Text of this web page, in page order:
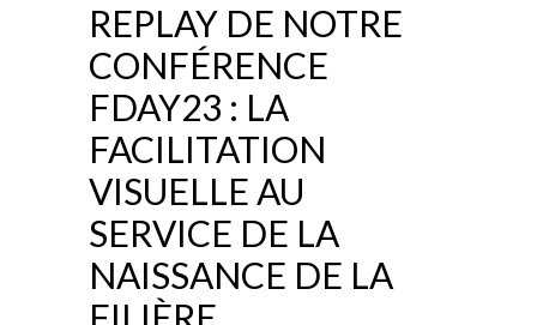
REPLAY DE NOTRE
CONFÉRENCE
FDAY23 : LA
FACILITATION
VISUELLE AU
SERVICE DE LA
NAISSANCE DE LA